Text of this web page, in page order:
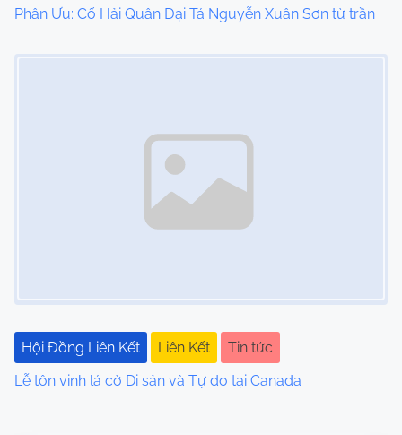
Phân Ưu: Cố Hải Quân Đại Tá Nguyễn Xuân Sơn từ trần
Hội Đồng Liên Kết Liên Kết
Tin tức
Lễ tôn vinh lá cờ Di sản và Tự do tại Canada